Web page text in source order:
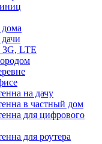
3G, LTE
на дачу
в частный дом
для цифрового
для роутера